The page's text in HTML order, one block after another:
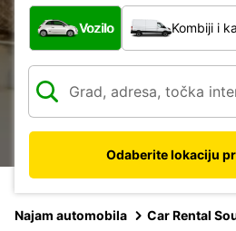
Koja vrsta vozila?
Vozilo Kombiji i
Odaberite lokaciju
Najam automobila Car Rental